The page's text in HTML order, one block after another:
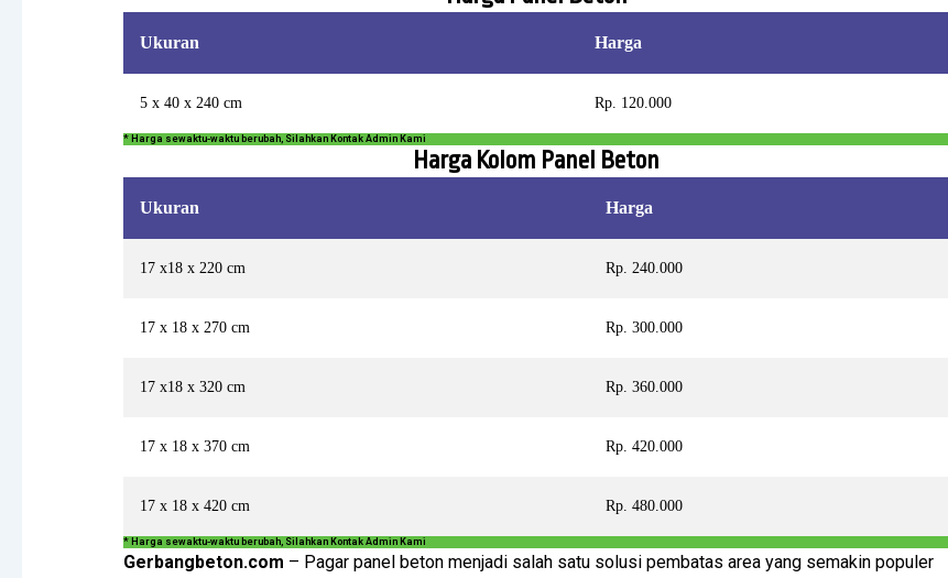
Ukuran Harga
5 x 40 x 240 cm Rp. 120.000
* Harga sewaktu-waktu berubah, Silahkan Kontak Admin Kami
Harga Kolom Panel Beton
Ukuran Harga
17 x18 x 220 cm Rp. 240.000
17 x 18 x 270 cm Rp. 300.000
17 x18 x 320 cm Rp. 360.000
17 x 18 x 370 cm Rp. 420.000
17 x 18 x 420 cm Rp. 480.000
* Harga sewaktu-waktu berubah, Silahkan Kontak Admin Kami
Gerbangbeton.com – Pagar panel beton menjadi salah satu solusi pembatas area yang semakin populer